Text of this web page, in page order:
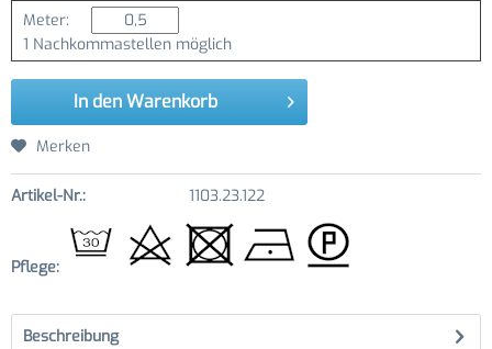
Meter:
1 Nachkommastellen möglich
In den Warenkorb
Merken
Artikel-Nr.: 1103.23.122
Pflege:
Beschreibung